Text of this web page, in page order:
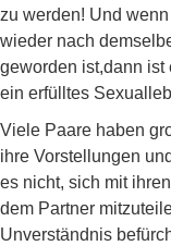
zu werden! Und
wieder nach
geworden ist,dann ist
ein erfülltes
Viele Paare haben
ihre Vorstellungen
es nicht, sich mit
dem Partner
Unverständnis